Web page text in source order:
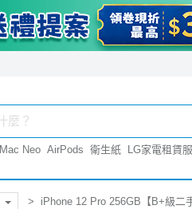
Mac Neo AirPods 衛生紙 LG家電租賃
iPhone 12 Pro 256GB【B+級二